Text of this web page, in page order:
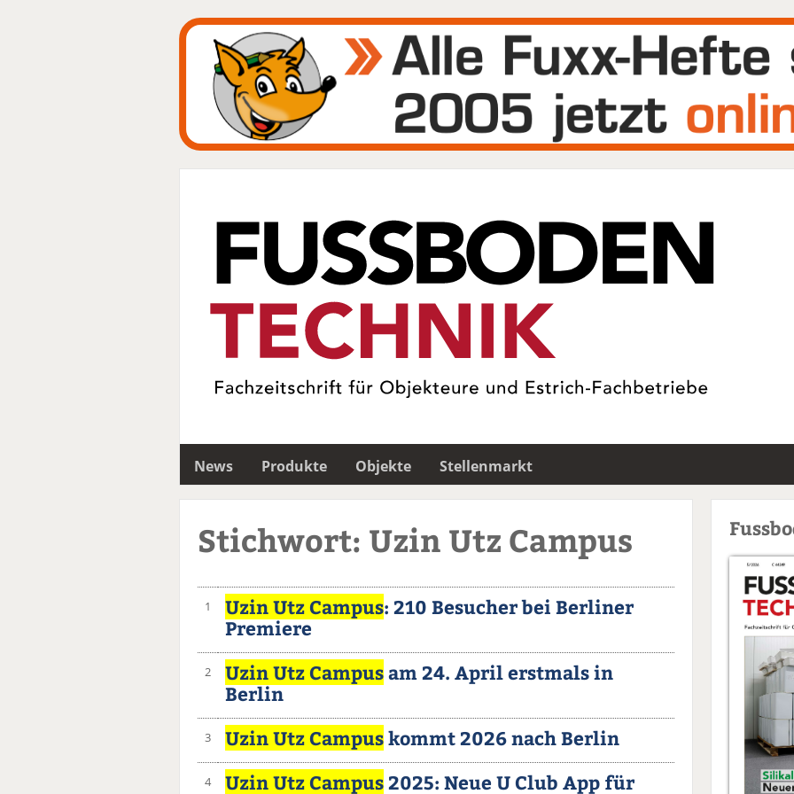
News Produkte Objekte
Stellenmarkt
Stichwort: Uzin Utz Campus
1 Uzin Utz Campus: 210 Besucher bei Berliner
Premiere
2 Uzin Utz Campusam 24. April erstmals in
Berlin
3 Uzin Utz Campuskommt 2026 nach Berlin
4 Uzin Utz Campus2025: Neue U Club App für